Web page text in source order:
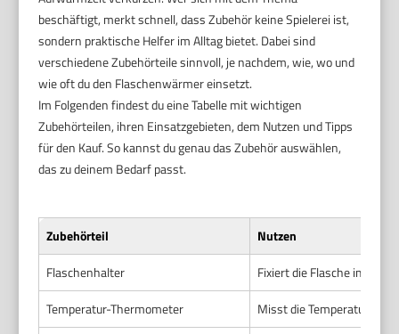
beschäftigt, merkt schnell, dass Zubehör keine Spielerei ist,
sondern praktische Helfer im Alltag bietet. Dabei sind
verschiedene Zubehörteile sinnvoll, je nachdem, wie, wo und
wie oft du den Flaschenwärmer einsetzt.
Im Folgenden findest du eine Tabelle mit wichtigen
Zubehörteilen, ihren Einsatzgebieten, dem Nutzen und Tipps
für den Kauf. So kannst du genau das Zubehör auswählen,
das zu deinem Bedarf passt.
Zubehörteil
Nutzen
Flaschenhalter
Fixiert die Flasche im
Temperatur-Thermometer
Misst die Temperatur der